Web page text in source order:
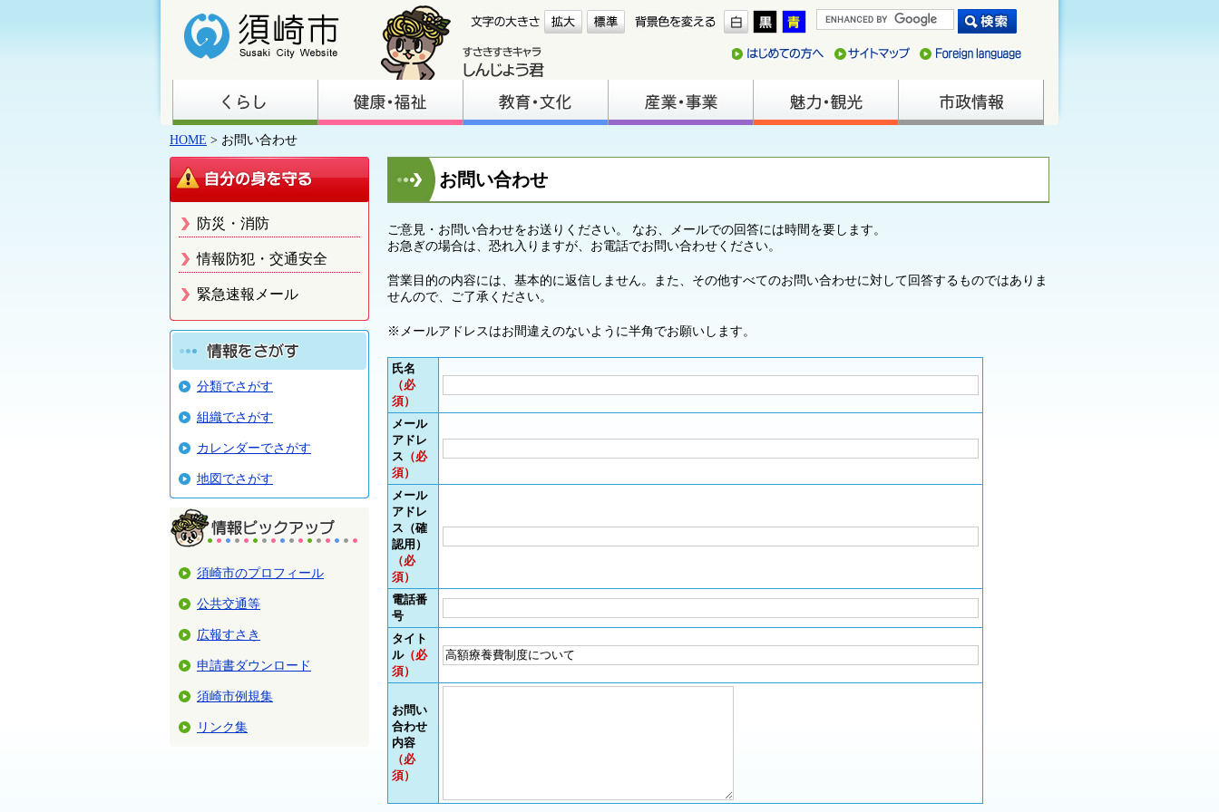
HOME > お問い合わせ
防災・消防
情報防犯・交通安全
緊急速報メール
分類でさがす
組織でさがす
カレンダーでさがす
地図でさがす
須崎市のプロフィール
公共交通等
広報すさき
申請書ダウンロード
須崎市例規集
リンク集
お問い合わせ
ご意見・お問い合わせをお送りください。 なお、メールでの回答には時間を要します。
お急ぎの場合は、恐れ入りますが、お電話でお問い合わせください。
営業目的の内容には、基本的に返信しません。また、その他すべてのお問い合わせに対して回答するものではありま
せんので、ご了承ください。
※メールアドレスはお間違えのないように半角でお願いします。
氏名
（必
須）
メール
アドレ
ス （必
須）
メール
アドレ
ス（確
認用）
（必
須）
電話番
号
タイト
ル（必
須）
お問い
合わせ
内容
（必
須）